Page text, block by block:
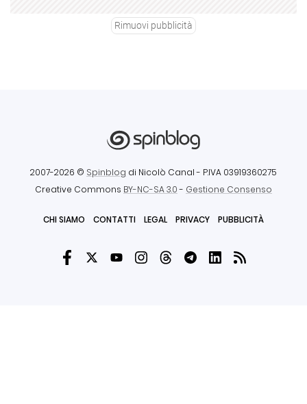
Rimuovi pubblicità
2007-2026 © Spinblog di Nicolò Canal - P.IVA 03919360275
Creative Commons BY-NC-SA 3.0- Gestione Consenso
CHI SIAMO CONTATTI LEGAL PRIVACY PUBBLICITÀ